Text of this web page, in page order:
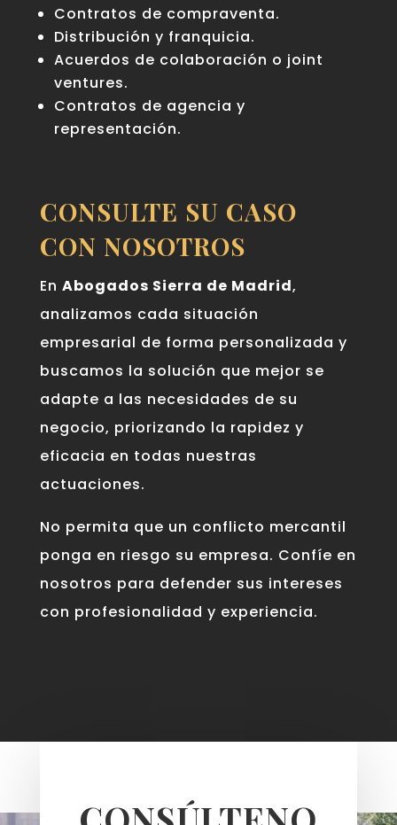
Contratos de compraventa.
Distribución y franquicia.
Acuerdos de colaboración o joint
ventures.
Contratos de agencia y
representación.
CONSULTE SU CASO
CON NOSOTROS
En Abogados Sierra de Madrid,
analizamos cada situación
empresarial de forma personalizada y
buscamos la solución que mejor se
adapte a las necesidades de su
negocio, priorizando la rapidez y
eficacia en todas nuestras
actuaciones.
No permita que un conflicto mercantil
ponga en riesgo su empresa. Confíe en
nosotros para defender sus intereses
con profesionalidad y experiencia.